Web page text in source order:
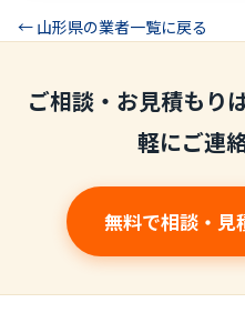
← 山形県の業者一覧に戻る
ご相談・お見積もり
軽にご連
無料で相談・見